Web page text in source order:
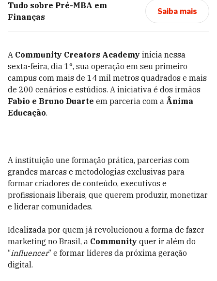
Tudo sobre Pré-MBA em
Finanças
Saiba mais
A Community Creators Academy inicia nessa
sexta-feira, dia 1°, sua operação em seu primeiro
campus com mais de 14 mil metros quadrados e mais
de 200 cenários e estúdios. A iniciativa é dos irmãos
Fabio e Bruno Duarte em parceria com a Ânima
Educação.
A instituição une formação prática, parcerias com
grandes marcas e metodologias exclusivas para
formar criadores de conteúdo, executivos e
profissionais liberais, que querem produzir, monetizar
e liderar comunidades.
Idealizada por quem já revolucionou a forma de fazer
marketing no Brasil, a Community quer ir além do
“influencer” e formar líderes da próxima geração
digital.